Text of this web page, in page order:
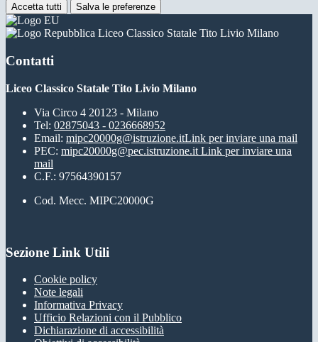
Accetta tutti Salva le preferenze
Liceo Classico Statale Tito Livio Milano
Contatti
Liceo Classico Statale Tito Livio Milano
Via Circo 4 20123 - Milano
Tel: 02875043 - 0236668952
Email: mipc20000g@istruzione.itLink per inviare una mail
PEC: mipc20000g@pec.istruzione.it Link per inviare una
mail
C.F.: 97564390157
Cod. Mecc. MIPC20000G
Sezione Link Utili
Cookie policy
Note legali
Informativa Privacy
Ufficio Relazioni con il Pubblico
Dichiarazione di accessibilità